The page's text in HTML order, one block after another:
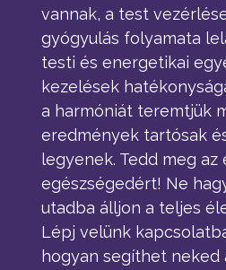
vannak, a test
gyógyulás folyamata
testi és energetikai
kezelések
a harmóniát teremtjük
eredmények tartósak
legyenek. Tedd meg
egészségedért! Ne
utadba álljon a teljes
Lépj velünk
hogyan segíthet neked